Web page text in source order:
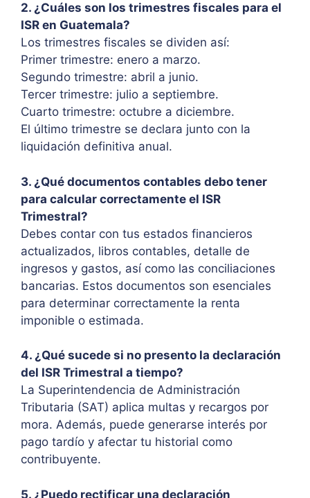
2. ¿Cuáles son los trimestres fiscales para el
ISR en Guatemala?
Los trimestres fiscales se dividen así:
Primer trimestre: enero a marzo.
Segundo trimestre: abril a junio.
Tercer trimestre: julio a septiembre.
Cuarto trimestre: octubre a diciembre.
El último trimestre se declara junto con la
liquidación definitiva anual.
3. ¿Qué documentos contables debo tener
para calcular correctamente el ISR
Trimestral?
Debes contar con tus estados financieros
actualizados, libros contables, detalle de
ingresos y gastos, así como las conciliaciones
bancarias. Estos documentos son esenciales
para determinar correctamente la renta
imponible o estimada.
4. ¿Qué sucede si no presento la declaración
del ISR Trimestral a tiempo?
La Superintendencia de Administración
Tributaria (SAT) aplica multas y recargos por
mora. Además, puede generarse interés por
pago tardío y afectar tu historial como
contribuyente.
5. ¿Puedo rectificar una declaración